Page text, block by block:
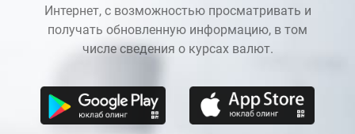
Президентнинг "Кичик бизнесни узлуксиз
такомиллаштириш чора-тадбирлари
20.09.2024
Истиқлолимизнинг 33 йиллиги муносабати
Интернет, с возможностью просматривать и
получать обновленную информацию, в том
числе сведения о курсах валют.